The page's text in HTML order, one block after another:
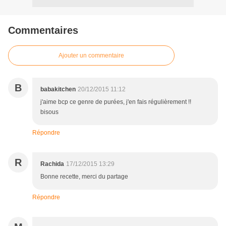
Commentaires
Ajouter un commentaire
B babakitchen 20/12/2015 11:12
j'aime bcp ce genre de purées, j'en fais régulièrement !!
bisous
Répondre
R Rachida 17/12/2015 13:29
Bonne recette, merci du partage
Répondre